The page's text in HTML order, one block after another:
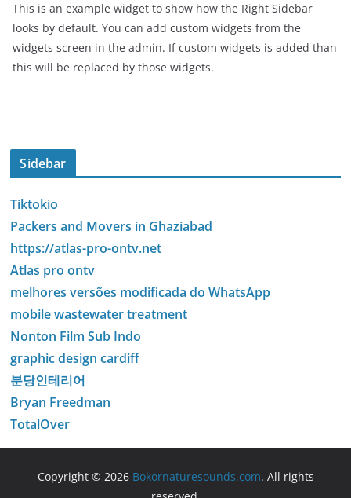
This is an example widget to show how the Right Sidebar
looks by default. You can add custom widgets from the
widgets screen in the admin. If custom widgets is added than
this will be replaced by those widgets.
Sidebar
Tiktokio
Packers and Movers in Ghaziabad
https://atlas-pro-ontv.net
Atlas pro ontv
melhores versões modificada do WhatsApp
mobile wastewater treatment
Nonton Film Sub Indo
graphic design cardiff
분당인테리어
Bryan Freedman
TotalOver
Copyright © 2026 Bokornaturesounds.com. All rights